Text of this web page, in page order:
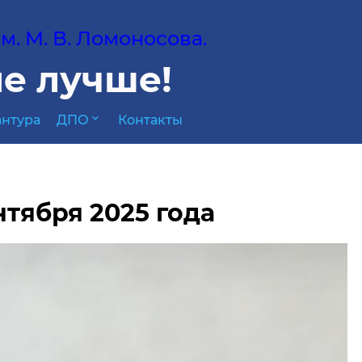
М. В. Ломоносова.
лучше!
ДПО expand_more Контакты
2025 года